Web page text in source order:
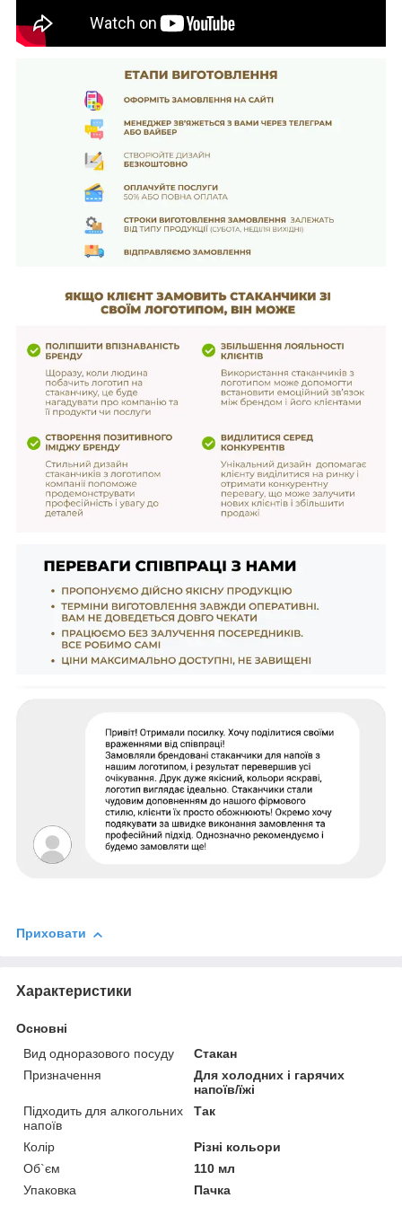
Приховати
Характеристики
Основні
Вид одноразового посуду
Стакан
Призначення
Для холодних і гарячих
напоїв/їжі
Підходить для алкогольних
напоїв
Так
Колір
Різні кольори
Об`єм
110 мл
Упаковка
Пачка